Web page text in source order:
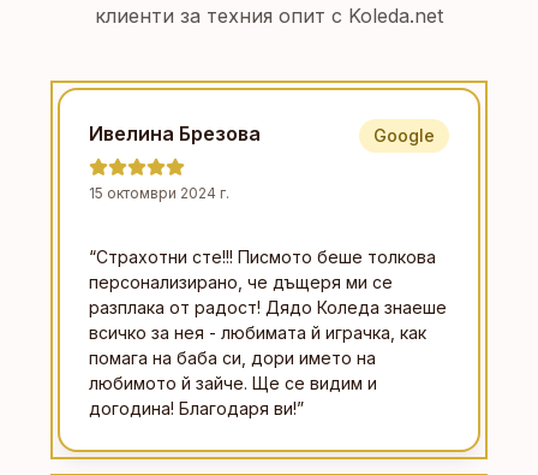
клиенти за техния опит с Koleda.net
Ивелина Брезова
15 октомври 2024 г.
Google
“Страхотни сте!!! Писмото беше толкова
персонализирано, че дъщеря ми се
разплака от радост! Дядо Коледа знаеше
всичко за нея - любимата й играчка, как
помага на баба си, дори името на
любимото й зайче. Ще се видим и
догодина! Благодаря ви!”